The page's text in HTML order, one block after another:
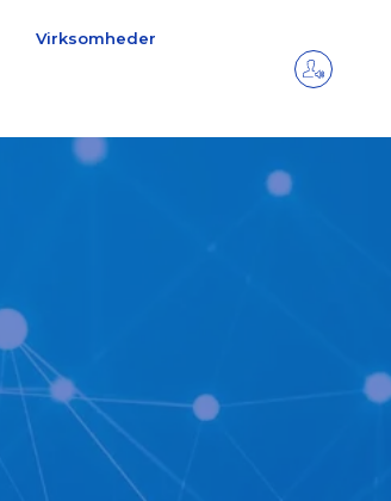
Virksomheder